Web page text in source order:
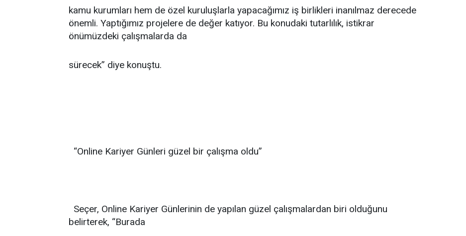
kamu kurumları hem de özel kuruluşlarla yapacağımız iş birlikleri inanılmaz derecede
önemli. Yaptığımız projelere de değer katıyor. Bu konudaki tutarlılık, istikrar
önümüzdeki çalışmalarda da
sürecek” diye konuştu.
“Online Kariyer Günleri güzel bir çalışma oldu”
Seçer, Online Kariyer Günlerinin de yapılan güzel çalışmalardan biri olduğunu
belirterek, “Burada